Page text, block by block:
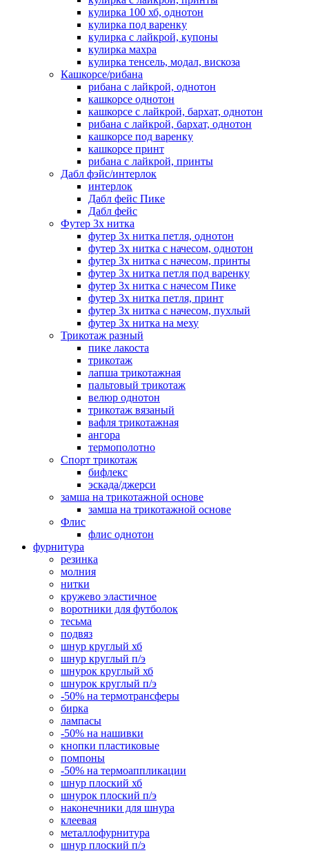
кулирка 100 хб, однотон
кулирка под варенку
кулирка с лайкрой, купоны
кулирка махра
кулирка тенсель, модал, вискоза
Кашкорсе/рибана
рибана с лайкрой, однотон
кашкорсе однотон
кашкорсе с лайкрой, бархат, однотон
рибана с лайкрой, бархат, однотон
кашкорсе под варенку
кашкорсе принт
рибана с лайкрой, принты
Дабл фэйс/интерлок
интерлок
Дабл фейс Пике
Дабл фейс
Футер 3х нитка
футер 3х нитка петля, однотон
футер 3х нитка с начесом, однотон
футер 3х нитка с начесом, принты
футер 3х нитка петля под варенку
футер 3х нитка с начесом Пике
футер 3х нитка петля, принт
футер 3х нитка с начесом, пухлый
футер 3х нитка на меху
Трикотаж разный
пике лакоста
трикотаж
лапша трикотажная
пальтовый трикотаж
велюр однотон
трикотаж вязаный
вафля трикотажная
ангора
термополотно
Спорт трикотаж
бифлекс
эскада/джерси
замша на трикотажной основе
замша на трикотажной основе
Флис
флис однотон
фурнитура
резинка
молния
нитки
кружево эластичное
воротники для футболок
тесьма
подвяз
шнур круглый хб
шнур круглый п/э
шнурок круглый хб
шнурок круглый п/э
-50% на термотрансферы
бирка
лампасы
-50% на нашивки
кнопки пластиковые
помпоны
-50% на термоаппликации
шнур плоский хб
шнурок плоский п/э
наконечники для шнура
клеевая
металлофурнитура
шнур плоский п/э